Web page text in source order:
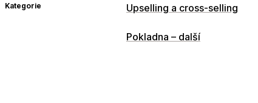
Kategorie Upselling a cross-selling
Přizpůsobení
Pokladna – další